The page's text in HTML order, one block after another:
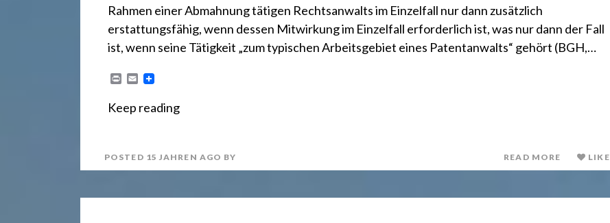
2
Rahmen einer Abmahnung tätigen Rechtsanwalts im Einzelfall nur dann zusätzlich
erstattungsfähig, wenn dessen Mitwirkung im Einzelfall erforderlich ist, was nur dann der Fall
ist, wenn seine Tätigkeit „zum typischen Arbeitsgebiet eines Patentanwalts“ gehört (BGH,…
n
E
i
Keep reading
POSTED 15 JAHREN AGO BY READ MORE LIKE